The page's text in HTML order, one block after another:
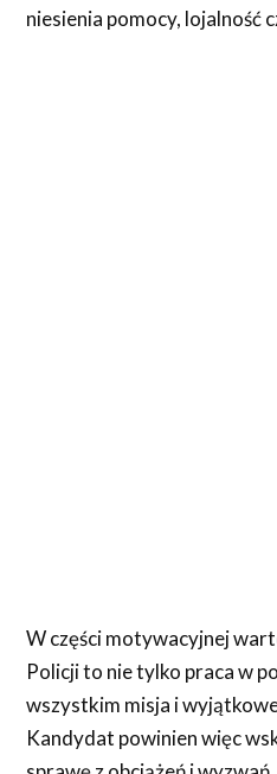
niesienia pomocy, lojalność
W części motywacyjnej
Policji to nie tylko praca w
wszystkim misja i
Kandydat powinien więc